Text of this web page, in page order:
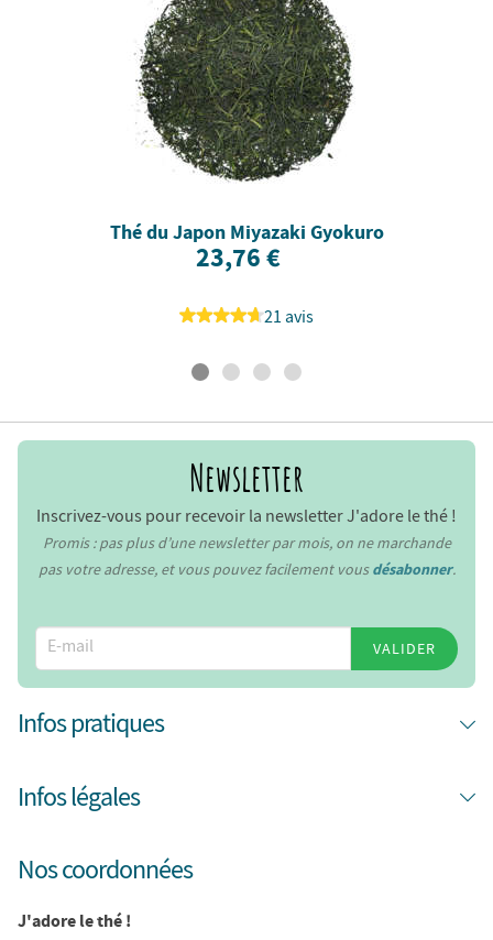
Thé du Japon Miyazaki Gyokuro
23,76 €
21 avis
Newsletter
Inscrivez-vous pour recevoir la newsletter J'adore le thé !
Promis : pas plus d’une newsletter par mois, on ne marchande
pas votre adresse, et vous pouvez facilement vousdésabonner.
VALIDER
Infos pratiques
Infos légales
Nos coordonnées
J'adore le thé !